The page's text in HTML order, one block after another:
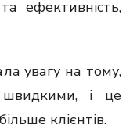
ефективність,
увагу на тому,
швидкими, і це
клієнтів.